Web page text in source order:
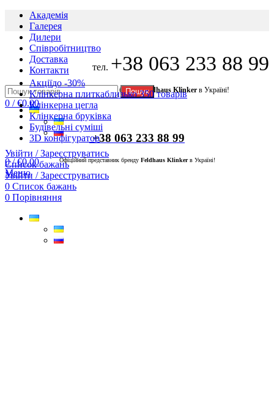
Академія
Галерея
Дилери
Cпівробітництво
Доставка
Контакти
Офіційний представник брендуFeldhaus Klinkerв Україні!
Увійти / Зареєструватись
Список бажань
Увійти / Зареєструватись
0 Список бажань
0 Порівняння
тел. +38 063 233 88 99
Пошук
0 / €0.00
+38 063 233 88 99
0/ €0.00
Меню
Акціїдо -30%
Клінкерна плиткаблизько 350 товарів
Клінкерна цегла
Клінкерна бруківка
Будівельні суміші
3D конфігуратор
Офіційний представник бренду Feldhaus Klinkerв Україні!